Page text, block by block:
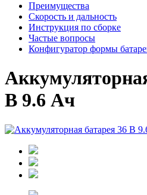
Преимущества
Скорость и дальность
Инструкция по сборке
Частые вопросы
Конфигуратор формы
В 9.6 Ач